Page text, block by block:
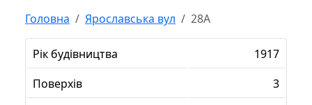
Головна Ярославська вул 28А
Рік будівництва
1917
Поверхів
3